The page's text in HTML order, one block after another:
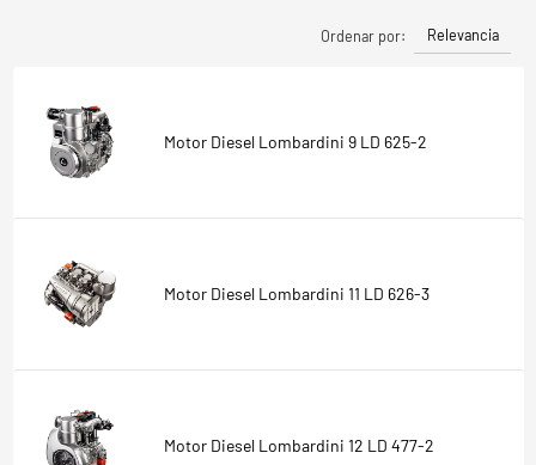
Ordenar por: Relevancia
Motor Diesel Lombardini 9 LD 625-2
Motor Diesel Lombardini 11 LD 626-3
Motor Diesel Lombardini 12 LD 477-2